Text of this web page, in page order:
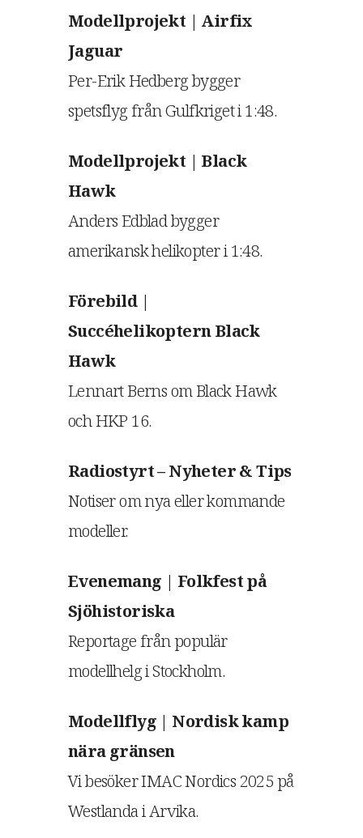
Modellprojekt | Airfix
Jaguar
Per-Erik Hedberg bygger
spetsflyg från Gulfkriget i 1:48.
Modellprojekt | Black
Hawk
Anders Edblad bygger
amerikansk helikopter i 1:48.
Förebild |
Succéhelikoptern Black
Hawk
Lennart Berns om Black Hawk
och HKP 16.
Radiostyrt – Nyheter & Tips
Notiser om nya eller kommande
modeller.
Evenemang | Folkfest på
Sjöhistoriska
Reportage från populär
modellhelg i Stockholm.
Modellflyg | Nordisk kamp
nära gränsen
Vi besöker IMAC Nordics 2025 på
Westlanda i Arvika.